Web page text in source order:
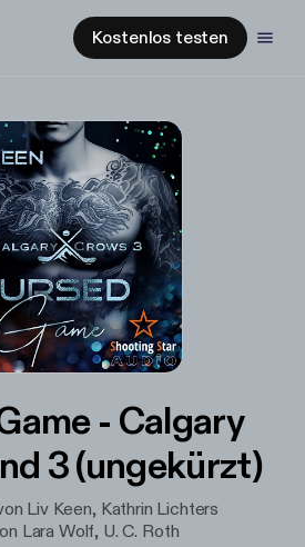
Kostenlos testen
- Calgary
3 (ungekürzt)
Liv Keen, Kathrin Lichters
Lara Wolf, U. C. Roth